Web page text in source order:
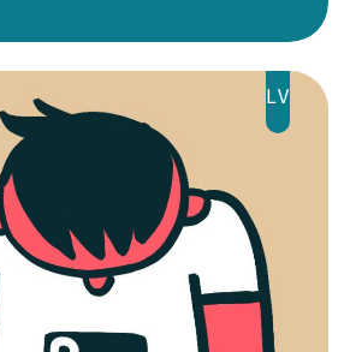
Mana programma
Festivāls
LV